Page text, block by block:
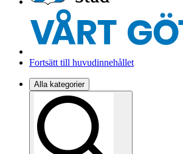
Fortsätt till huvudinnehållet
Alla kategorier